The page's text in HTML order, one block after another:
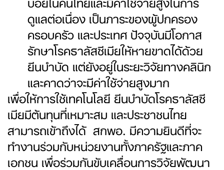
ดูแลต่อเนื่อง เป็นภาระของผู้ปกครอง
ครอบครัว และประเทศ ปัจจุบันมีโอกาส
รักษาโรคธาลัสซีเมียให้หายขาดได้ด้วย
ยีนบำบัด แต่ยังอยู่ในระยะวิจัยทางคลินิก
และคาดว่าจะมีค่าใช้จ่ายสูงมาก
เพื่อให้การใช้เทคโนโลยี ยีนบำบัดโรคธาลัสซี
เมียมีต้นทุนที่เหมาะสม และประชาชนไทย
สามารถเข้าถึงได้ สกพอ. มีความยินดีที่จะ
ทำงานร่วมกับหน่วยงานทั้งภาครัฐและภาค
เอกชน เพื่อร่วมกันขับเคลื่อนการวิจัยพัฒนา